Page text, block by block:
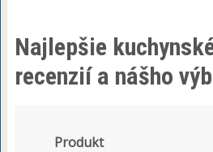
Najlepšie
recenzií a nášho
Produkt